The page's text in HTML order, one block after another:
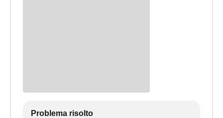
Problema risolto